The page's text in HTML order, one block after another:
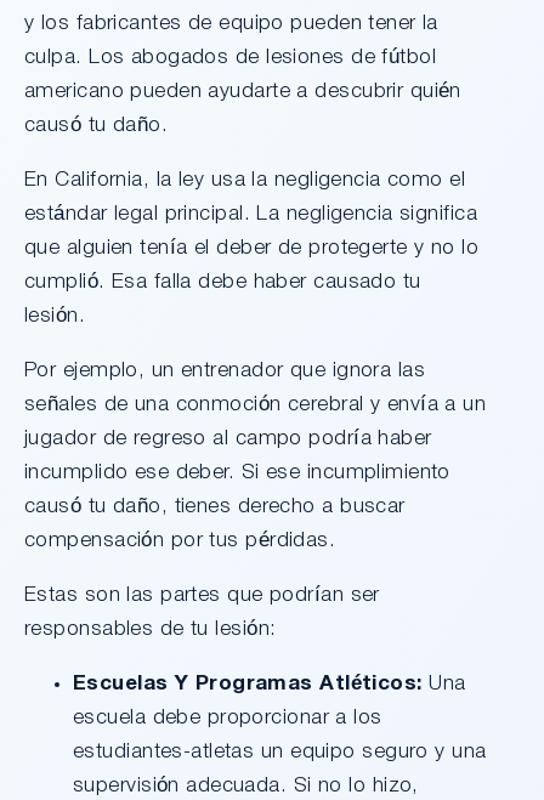
y los fabricantes de equipo pueden tener la
culpa. Los abogados de lesiones de fútbol
americano pueden ayudarte a descubrir quién
causó tu daño.
En California, la ley usa la negligencia como el
estándar legal principal. La negligencia significa
que alguien tenía el deber de protegerte y no lo
cumplió. Esa falla debe haber causado tu
lesión.
Por ejemplo, un entrenador que ignora las
señales de una conmoción cerebral y envía a un
jugador de regreso al campo podría haber
incumplido ese deber. Si ese incumplimiento
causó tu daño, tienes derecho a buscar
compensación por tus pérdidas.
Estas son las partes que podrían ser
responsables de tu lesión:
Escuelas Y Programas Atléticos: Una
escuela debe proporcionar a los
estudiantes-atletas un equipo seguro y una
supervisión adecuada. Si no lo hizo,